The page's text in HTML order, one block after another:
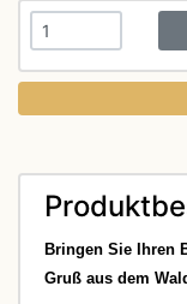
Bringen Sie Ihren
Gruß aus dem